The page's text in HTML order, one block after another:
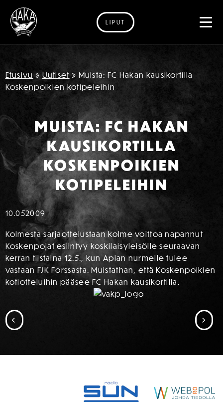
Siirry sisältöön
LIPUT
Etusivu » Uutiset » Muista: FC Hakan kausikortilla
Koskenpoikien kotipeleihin
MUISTA: FC HAKAN
KAUSIKORTILLA
KOSKENPOIKIEN
KOTIPELEIHIN
10.052009
Kolmesta sarjaottelustaan kolme voittoa napannut
Koskenpojat esiintyy koskilaisyleisölle seuraavan
kerran tiistaina 12.5., kun Apian nurmelle tulee
vastaan FJK Forssasta. Muistathan, että Koskenpoikien
kotiotteluihin pääsee FC Hakan kausikortilla.
SIIRRY EDELLISEEN